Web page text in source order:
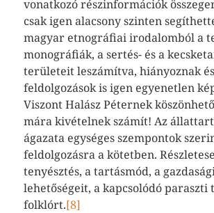
vonatkozó részinformációk
csak igen alacsony szinten
magyar etnográfiai irodalomból a
monográfiák, a sertés- és a
területeit leszámítva, hiányoznak
feldolgozások is igen egyenetlen
Viszont Halász Péternek
mára kivételnek számít! Az
ágazata egységes szempontok
feldolgozásra a kötetben.
tenyésztés, a tartásmód, a
lehetőségeit, a kapcsolódó paraszti
folklórt.[8]